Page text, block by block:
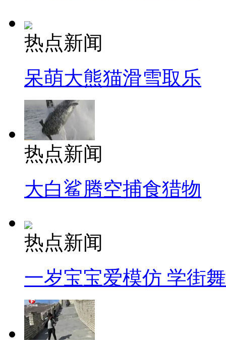
热点新闻
呆萌大熊猫滑雪取乐
热点新闻
大白鲨腾空捕食猎物
热点新闻
一岁宝宝爱模仿 学街